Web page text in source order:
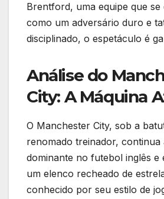
Brentford, uma equipe que se
como um adversário duro e
disciplinado, o espetáculo é
Análise do
City: A Máquina
O Manchester City, sob a
renomado treinador,
dominante no futebol inglês e
um elenco recheado de
conhecido por seu estilo de